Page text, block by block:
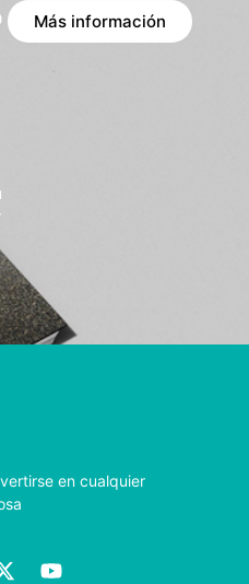
Más información
en cualquier